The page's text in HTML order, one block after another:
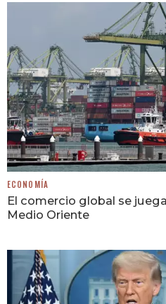
ECONOMÍA
El comercio global se
Medio Oriente